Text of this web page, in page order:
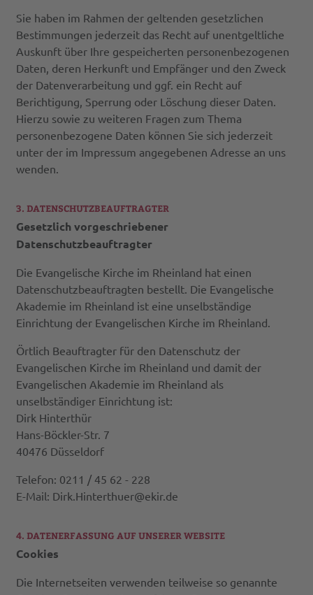
Sie haben im Rahmen der geltenden gesetzlichen
Bestimmungen jederzeit das Recht auf unentgeltliche
Auskunft über Ihre gespeicherten personenbezogenen
Daten, deren Herkunft und Empfänger und den Zweck
der Datenverarbeitung und ggf. ein Recht auf
Berichtigung, Sperrung oder Löschung dieser Daten.
Hierzu sowie zu weiteren Fragen zum Thema
personenbezogene Daten können Sie sich jederzeit
unter der im Impressum angegebenen Adresse an uns
wenden.
3. DATENSCHUTZBEAUFTRAGTER
Gesetzlich vorgeschriebener
Datenschutzbeauftragter
Die Evangelische Kirche im Rheinland hat einen
Datenschutzbeauftragten bestellt. Die Evangelische
Akademie im Rheinland ist eine unselbständige
Einrichtung der Evangelischen Kirche im Rheinland.
Örtlich Beauftragter für den Datenschutz der
Evangelischen Kirche im Rheinland und damit der
Evangelischen Akademie im Rheinland als
unselbständiger Einrichtung ist:
Dirk Hinterthür
Hans-Böckler-Str. 7
40476 Düsseldorf
Telefon: 0211 / 45 62 - 228
E-Mail: Dirk.Hinterthuer@ekir.de
4. DATENERFASSUNG AUF UNSERER WEBSITE
Cookies
Die Internetseiten verwenden teilweise so genannte